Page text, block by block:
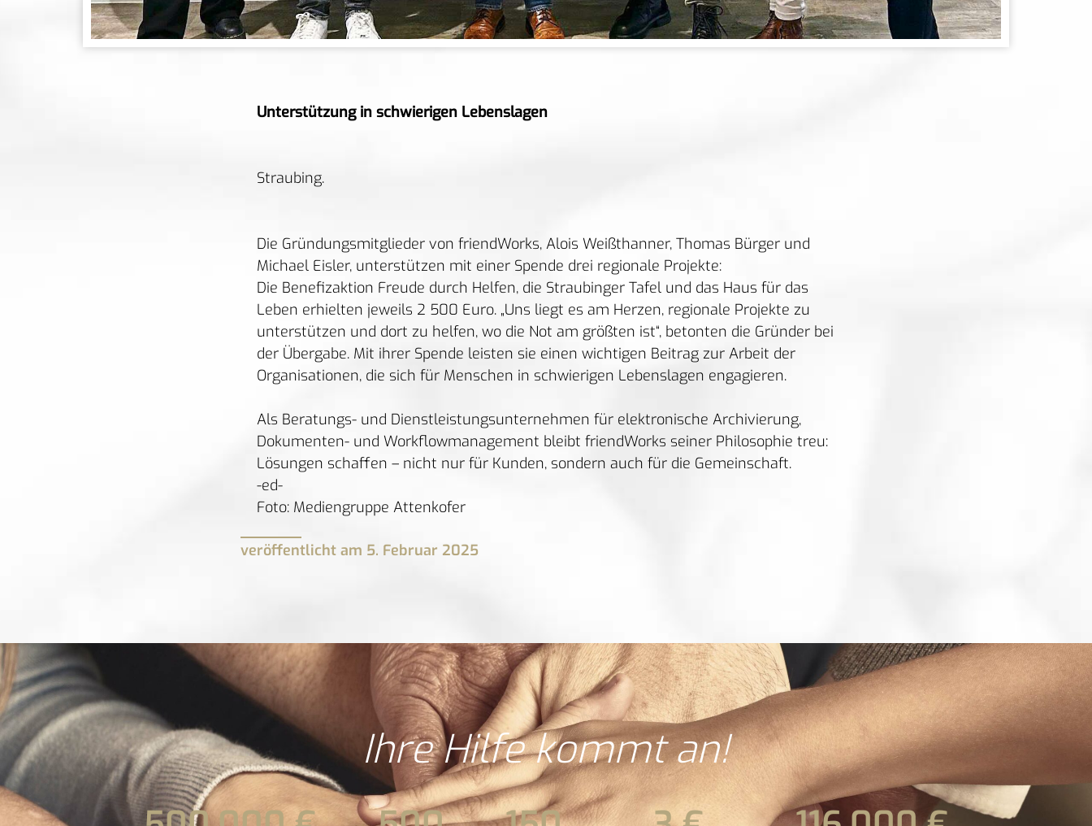
Unterstützung in schwierigen Lebenslagen
Straubing.
Die Gründungsmitglieder von friendWorks, Alois Weißthanner, Thomas Bürger und
Michael Eisler, unterstützen mit einer Spende drei regionale Projekte:
Die Benefizaktion Freude durch Helfen, die Straubinger Tafel und das Haus für das
Leben erhielten jeweils 2 500 Euro. „Uns liegt es am Herzen, regionale Projekte zu
unterstützen und dort zu helfen, wo die Not am größten ist“, betonten die Gründer bei
der Übergabe. Mit ihrer Spende leisten sie einen wichtigen Beitrag zur Arbeit der
Organisationen, die sich für Menschen in schwierigen Lebenslagen engagieren.
Als Beratungs- und Dienstleistungsunternehmen für elektronische Archivierung,
Dokumenten- und Workflowmanagement bleibt friendWorks seiner Philosophie treu:
Lösungen schaffen – nicht nur für Kunden, sondern auch für die Gemeinschaft.
-ed-
Foto: Mediengruppe Attenkofer
veröffentlicht am 5. Februar 2025
Ihre Hilfe kommt an!